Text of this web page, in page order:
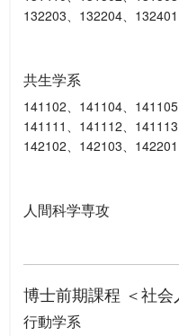
132203、132204、
共生学系
141102、141104、
141111、141112、
142102、142103、
人間科学専攻
博士前期課程 ＜社会
行動学系